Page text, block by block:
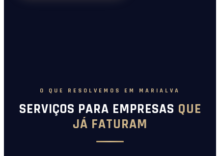
O QUE RESOLVEMOS EM MARIALVA
SERVIÇOS PARA EMPRESAS QUE
JÁ FATURAM